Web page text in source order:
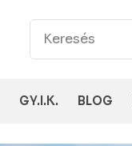
GY.I.K. BLOG